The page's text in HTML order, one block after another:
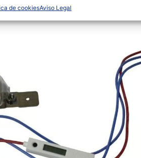
de cookiesAviso Legal